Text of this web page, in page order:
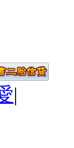
|